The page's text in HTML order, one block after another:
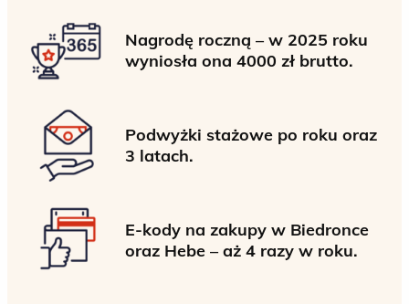
Nagrodę roczną – w 2025 roku
wyniosła ona 4000 zł brutto.
Podwyżki stażowe po roku oraz
3 latach.
E-kody na zakupy w Biedronce
oraz Hebe – aż 4 razy w roku.